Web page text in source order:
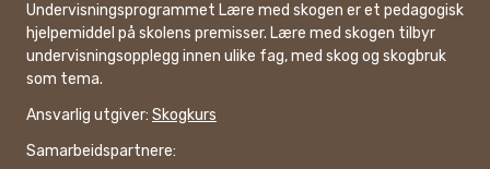
Undervisningsprogrammet Lære med skogen er et pedagogisk
hjelpemiddel på skolens premisser. Lære med skogen tilbyr
undervisningsopplegg innen ulike fag, med skog og skogbruk
som tema.
Ansvarlig utgiver: Skogkurs
Samarbeidspartnere: